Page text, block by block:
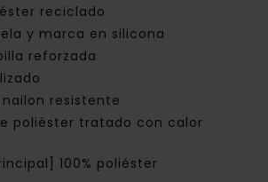
reciclado
y marca en silicona
reforzada
resistente
poliéster tratado con calor
100% poliéster